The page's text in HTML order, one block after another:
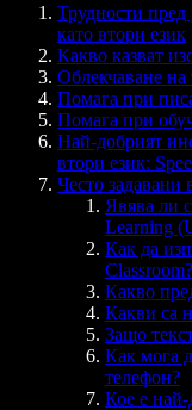
Трудности пред
като втори език
Какво казват
Облекчаване на
Помага при
Помага при
Най-добрият
втори език:
Често задавани
Явява ли
Learning
Как да
Classroom?
Какво
Какви са
Защо
Как мога
телефон?
Кое е най-